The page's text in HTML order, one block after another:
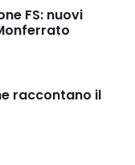
FS: nuovi
raccontano il